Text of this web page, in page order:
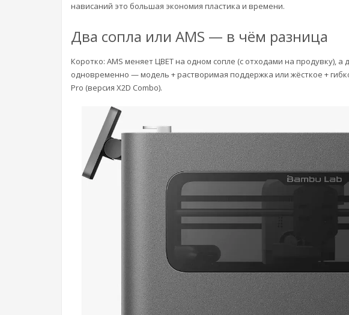
нависаний это большая экономия пластика и времени.
Два сопла или AMS — в чём разница
Коротко: AMS меняет ЦВЕТ на одном сопле (с отходами на продувку),
одновременно — модель + растворимая поддержка или жёсткое +
Pro (версия X2D Combo).